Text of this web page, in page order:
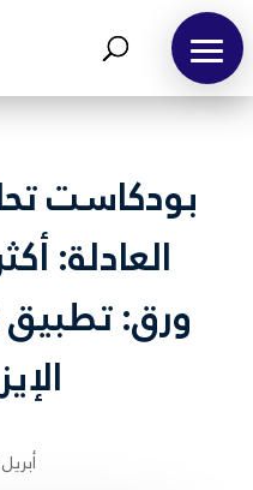
بودكاست
العادلة:
ورق: تطبيق
أبريل 25, 2024